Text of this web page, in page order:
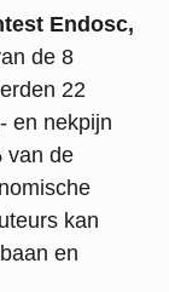
Endosc,
de 8
22
en nekpijn
van de
kan
en